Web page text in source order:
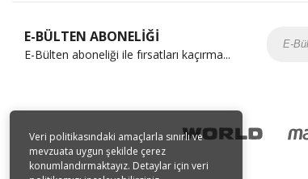
Veri politikasındaki amaçlarla sınırlı ve
mevzuata uygun şekilde çerez
konumlandırmaktayız. Detaylar için veri
E-BÜLTEN ABONELİĞİ
E-Bülten aboneliği ile fırsatları kaçırma...